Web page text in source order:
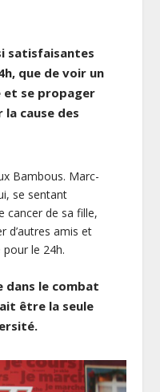
satisfaisantes
que de voir un
et se propager
la cause des
Bambous. Marc-
se sentant
cancer de sa fille,
d’autres amis et
le 24h.
dans le combat
être la seule